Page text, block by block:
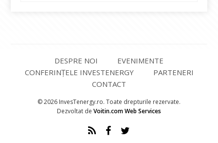
DESPRE NOI
EVENIMENTE
CONFERINȚELE INVESTENERGY
PARTENERI
CONTACT
© 2026 InvesTenergy.ro. Toate drepturile rezervate.
Dezvoltat de Voitin.com Web Services